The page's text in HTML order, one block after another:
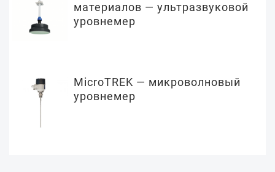
материалов — ультразвуковой
уровнемер
MicroTREK — микроволновый
уровнемер